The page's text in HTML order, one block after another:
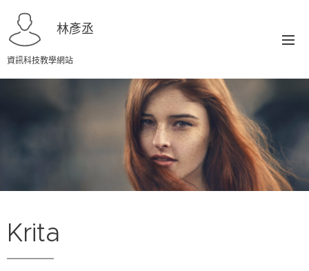
林彥丞
資訊科技教學網站
Krita